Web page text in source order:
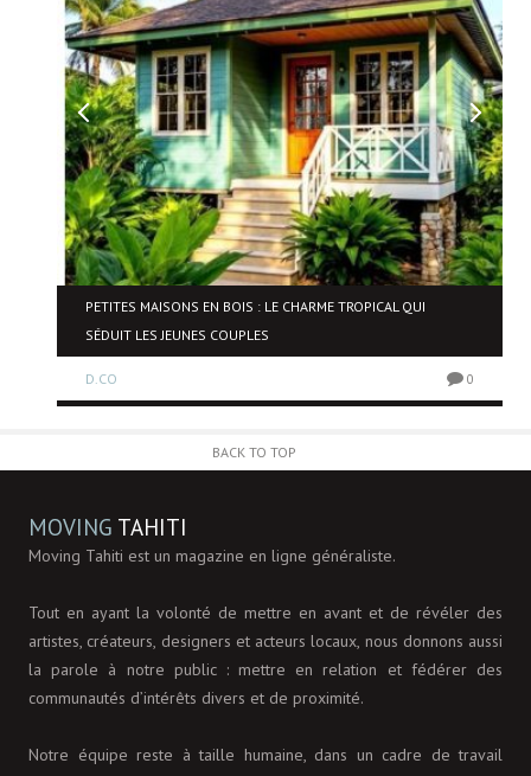
PETITES MAISONS EN BOIS : LE CHARME TROPICAL QUI
SÉDUIT LES JEUNES COUPLES
D.CO 0
BACK TO TOP
MOVING TAHITI
Moving Tahiti est un magazine en ligne généraliste.
Tout en ayant la volonté de mettre en avant et de révéler des
artistes, créateurs, designers et acteurs locaux, nous donnons aussi
la parole à notre public : mettre en relation et fédérer des
communautés d’intérêts divers et de proximité.
Notre équipe reste à taille humaine, dans un cadre de travail